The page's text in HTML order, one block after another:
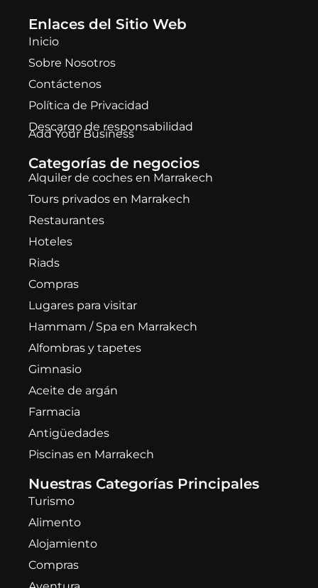
Enlaces del Sitio Web
Inicio
Sobre Nosotros
Contáctenos
Política de Privacidad
Descargo de responsabilidad
Add Your Business
Categorías de negocios
Alquiler de coches en Marrakech
Tours privados en Marrakech
Restaurantes
Hoteles
Riads
Compras
Lugares para visitar
Hammam / Spa en Marrakech
Alfombras y tapetes
Gimnasio
Aceite de argán
Farmacia
Antigüedades
Piscinas en Marrakech
Nuestras Categorías Principales
Turismo
Alimento
Alojamiento
Compras